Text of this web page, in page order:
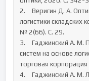
2.	Веригин Д. А. Оптимизация процессов в области
логистики складских
№ 2(66). С. 29.
3.	Гаджинский А. М. Проектирование товаропроводящих
систем на основе
торговая
4.	Гаджинский А. М. Логистика: учебник. Москва : Дашков и